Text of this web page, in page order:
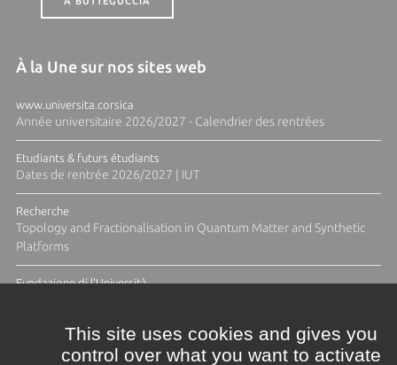
À la Une sur nos sites web
www.universita.corsica
Année universitaire 2026/2027 - Calendrier des rentrées
Etudiants & futurs étudiants
Dates de rentrée 2026/2027 | IUT
Recherche
Topology and Fractionalisation in Quantum Matter and Synthetic
Platforms
Fundazione di l'Università
This site uses cookies and gives you
control over what you want to activate